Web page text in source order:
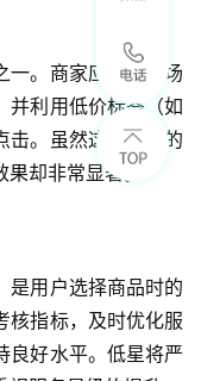
一。商家应根据市场
并利用低价标签（如
击。虽然这些标签的
果却非常显著。
是用户选择商品时的
核指标，及时优化服
良好水平。低星将严